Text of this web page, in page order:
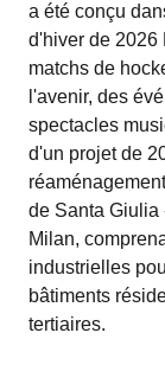
a été conçu
d'hiver de 2026
matchs de
l'avenir, des
spectacles
d'un projet de
de Santa Giulia
Milan,
industrielles
bâtiments
tertiaires.